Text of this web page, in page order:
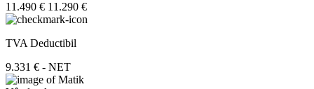
11.490 € 11.290 €
TVA Deductibil
9.331 € - NET